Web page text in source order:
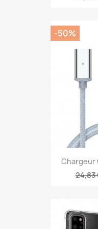
Chargeur
24,83
-50%